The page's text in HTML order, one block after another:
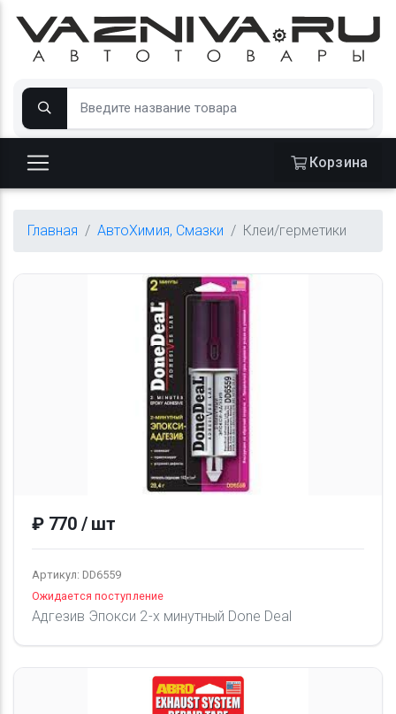
Корзина
Главная АвтоХимия, Смазки Клеи/герметики
₽ 770 / шт
Артикул: DD6559
Ожидается поступление
Адгезив Эпокси 2-х минутный Done Deal